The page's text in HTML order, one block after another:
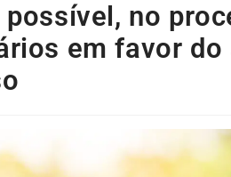
possível, no
em favor